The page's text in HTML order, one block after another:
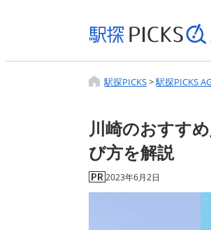
駅探PICKS>駅探PICKS
川崎のおすす
び方を解説
2023年6月2日